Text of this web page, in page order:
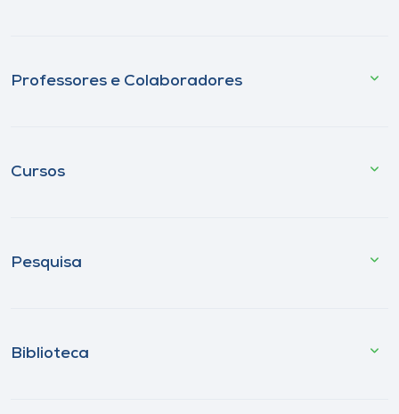
Professores e Colaboradores
Cursos
Pesquisa
Biblioteca